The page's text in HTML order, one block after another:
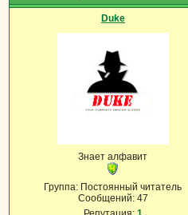
Duke
Знает алфавит
Группа: Постоянный читатель
Сообщений: 47